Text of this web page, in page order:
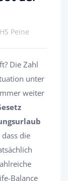
Peine
Die Zahl
unter
weiter
die
Balance